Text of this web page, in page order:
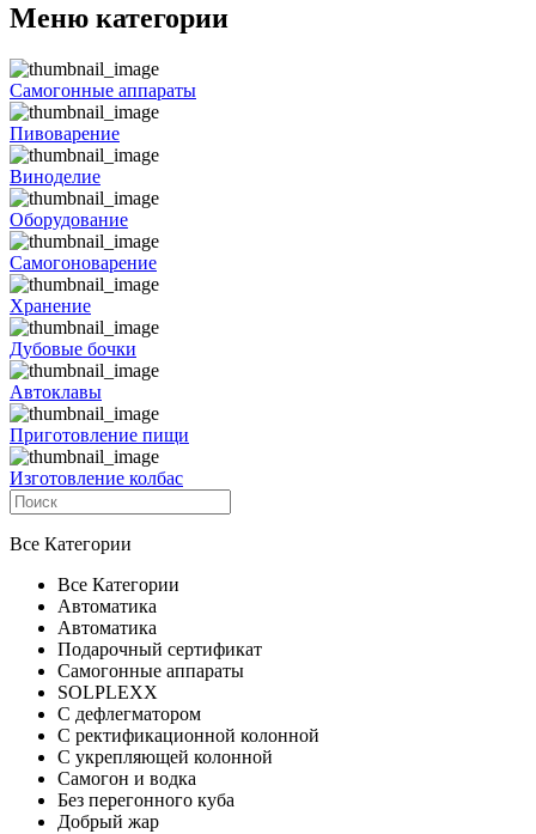
Меню категории
Самогонные аппараты
Пивоварение
Виноделие
Оборудование
Самогоноварение
Хранение
Дубовые бочки
Автоклавы
Приготовление пищи
Изготовление колбас
Все Категории
Все Категории
Автоматика
Автоматика
Подарочный сертификат
Самогонные аппараты
SOLPLEXX
С дефлегматором
С ректификационной колонной
С укрепляющей колонной
Самогон и водка
Без перегонного куба
Добрый жар